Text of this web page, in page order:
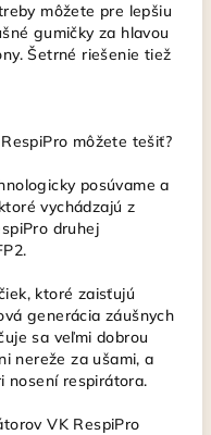
môžete pre lepšiu
gumičky za hlavou
Šetrné riešenie tiež
môžete tešiť?
posúvame a
vychádzajú z
druhej
ktoré zaisťujú
generácia záušnych
sa veľmi dobrou
nereže za ušami, a
nosení respirátora.
VK RespiPro